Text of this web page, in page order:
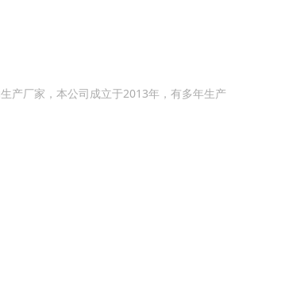
产厂家，本公司成立于2013年，有多年生产